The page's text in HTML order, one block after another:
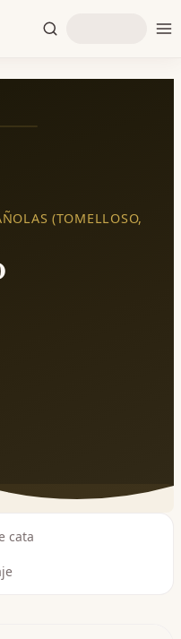
(TOMELLOSO,
cata